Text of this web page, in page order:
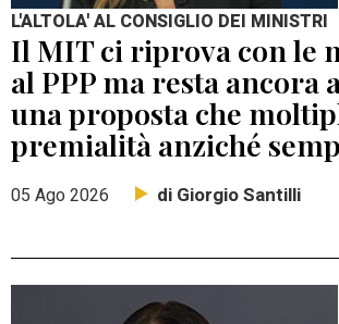
L'ALTOLA' AL CONSIGLIO DEI MINISTRI
Il MIT ci riprova con le
al PPP ma resta ancora
una proposta che
premialità anziché
05 Ago 2026 di Giorgio Santilli